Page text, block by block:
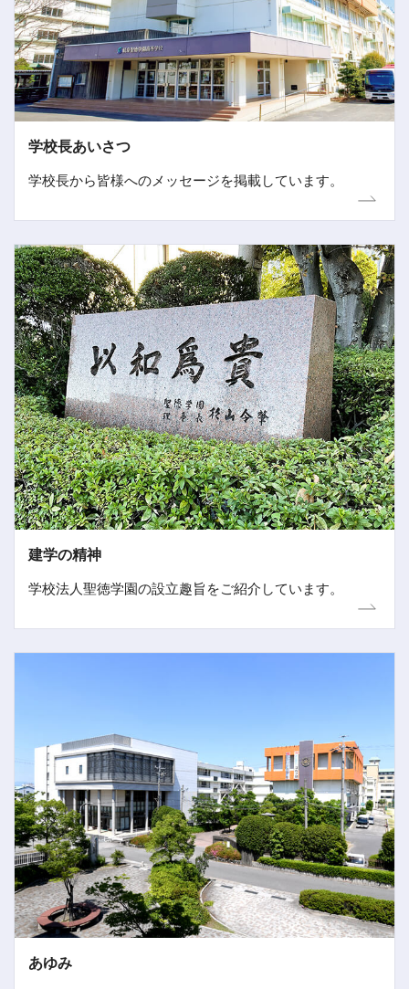
学校長あいさつ
学校長から皆様へのメッセージを掲載しています。
建学の精神
学校法人聖徳学園の設立趣旨をご紹介しています。
あゆみ